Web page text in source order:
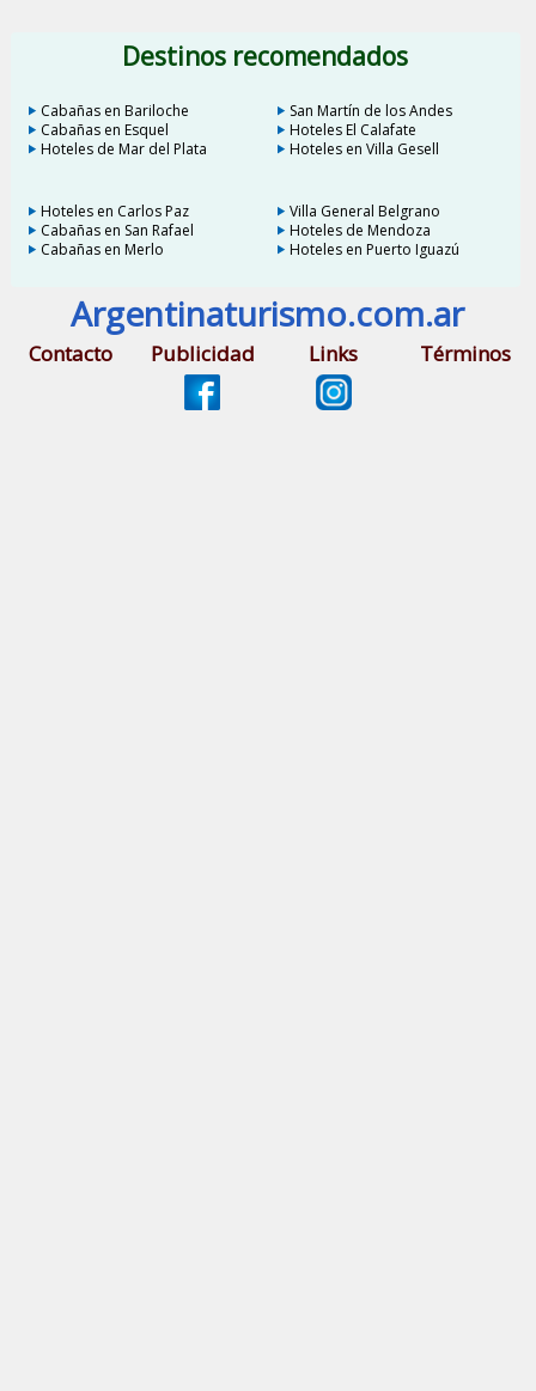
Destinos recomendados
Cabañas en Bariloche
San Martín de los Andes
Cabañas en Esquel
Hoteles El Calafate
Hoteles de Mar del Plata
Hoteles en Villa Gesell
Hoteles en Carlos Paz
Villa General Belgrano
Cabañas en San Rafael
Hoteles de Mendoza
Cabañas en Merlo
Hoteles en Puerto Iguazú
Argentinaturismo.com.ar
Contacto Publicidad Links Términos